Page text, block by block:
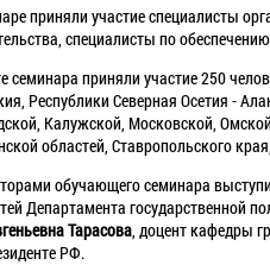
приняли участие специалисты
специалисты по
семинара приняли участие 250
Республики Северная Осетия -
Калужской, Московской,
областей, Ставропольского
обучающего семинара
Департамента государственной
Тарасова, доцент кафедры
РФ.